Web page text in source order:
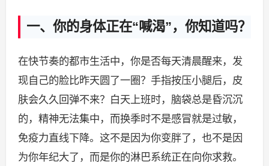
一、你的身体正在“喊渴”，你知道吗？
在快节奏的都市生活中，你是否每天清晨醒来，发
现自己的脸比昨天圆了一圈？手指按压小腿后，皮
肤会久久回弹不来？白天上班时，脑袋总是昏沉沉
的，精神无法集中，而换季时不是感冒就是过敏，
免疫力直线下降。这不是因为你变胖了，也不是因
为你年纪大了，而是你的淋巴系统正在向你求救。